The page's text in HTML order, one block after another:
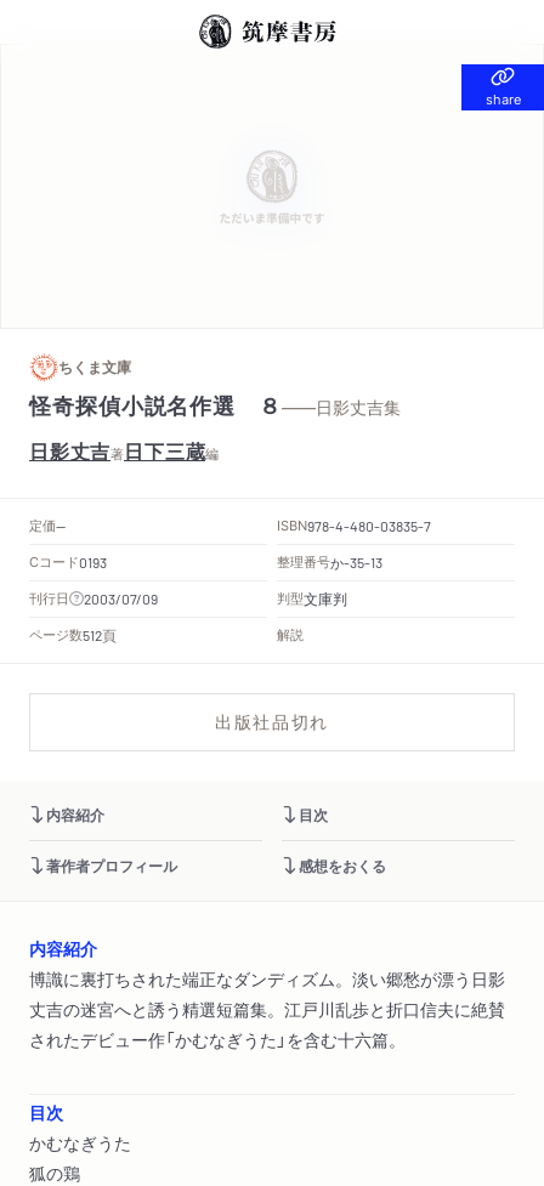
share
share
ちくま文庫
怪奇探偵小説名作選 ８ ——日影丈吉集
日影丈吉著日下三蔵編
定価-- ISBN978-4-480-03835-7
Cコード0193 整理番号か-35-13
刊行日 2003/07/09 判型文庫判
ページ数512頁 解説
出版社品切れ
内容紹介 目次
著作者プロフィール 感想をおくる
内容紹介
博識に裏打ちされた端正なダンディズム。淡い郷愁が漂う日影
丈吉の迷宮へと誘う精選短篇集。江戸川乱歩と折口信夫に絶賛
されたデビュー作「かむなぎうた」を含む十六篇。
目次
かむなぎうた
狐の鶏